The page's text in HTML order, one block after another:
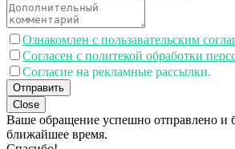
Ознакомлен с пользавательским
Согласен с политекой обработки
Согласие на рекламные рассылки.
Отправить
Close
Ваше обращение успешно отправлено и
ближайшее время.